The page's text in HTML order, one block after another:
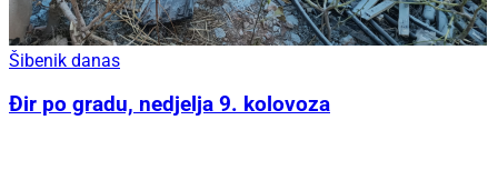
Šibenik danas
Đir po gradu, nedjelja 9. kolovoza